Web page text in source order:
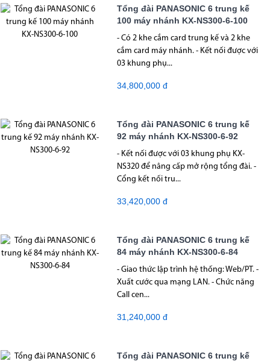
Tổng đài PANASONIC 6 trung kế
100 máy nhánh KX-NS300-6-100
- Có 2 khe cắm card trung kế và 2 khe
cắm card máy nhánh. - Kết nối được với
03 khung phụ...
34,800,000 đ
Tổng đài PANASONIC 6 trung kế
92 máy nhánh KX-NS300-6-92
- Kết nối được với 03 khung phụ KX-
NS320 để nâng cấp mở rộng tổng đài. -
Cổng kết nối tru...
33,420,000 đ
Tổng đài PANASONIC 6 trung kế
84 máy nhánh KX-NS300-6-84
- Giao thức lập trình hệ thống: Web/PT. -
Xuất cước qua mạng LAN. - Chức năng
Call cen...
31,240,000 đ
Tổng đài PANASONIC 6 trung kế